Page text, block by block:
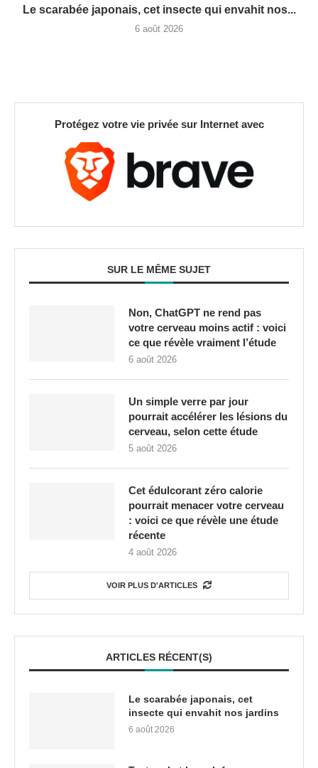
Le scarabée japonais, cet insecte qui envahit nos...
6 août 2026
Protégez votre vie privée sur Internet avec
SUR LE MÊME SUJET
Non, ChatGPT ne rend pas
votre cerveau moins actif : voici
ce que révèle vraiment l’étude
6 août 2026
Un simple verre par jour
pourrait accélérer les lésions du
cerveau, selon cette étude
5 août 2026
Cet édulcorant zéro calorie
pourrait menacer votre cerveau
: voici ce que révèle une étude
récente
4 août 2026
VOIR PLUS D'ARTICLES
ARTICLES RÉCENT(S)
Le scarabée japonais, cet
insecte qui envahit nos jardins
6 août 2026